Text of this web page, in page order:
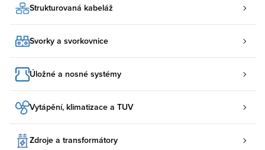
Strukturovaná kabeláž
Svorky a svorkovnice
Úložné a nosné systémy
Vytápění, klimatizace a TUV
Zdroje a transformátory